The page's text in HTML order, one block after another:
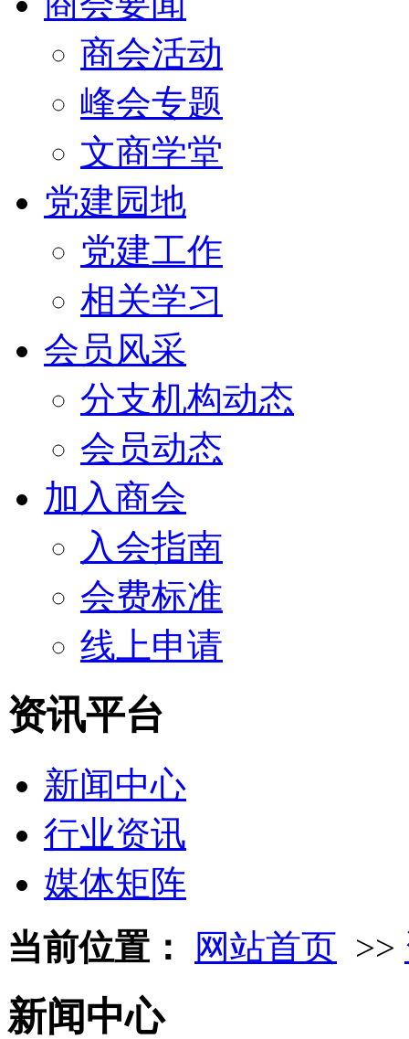
商会活动
峰会专题
文商学堂
党建园地
党建工作
相关学习
会员风采
分支机构动态
会员动态
加入商会
入会指南
会费标准
线上申请
资讯平台
新闻中心
行业资讯
媒体矩阵
当前位置：
网站首页 >>
新闻中心